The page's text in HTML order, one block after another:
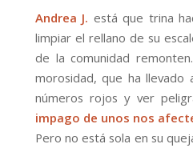
Andrea J. está que trina
limpiar el rellano de su
de la comunidad
morosidad, que ha llevado
números rojos y ver
impago de unos nos
Pero no está sola en su